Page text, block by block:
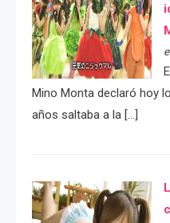
Mino Monta declaró hoy
años saltaba a la […]